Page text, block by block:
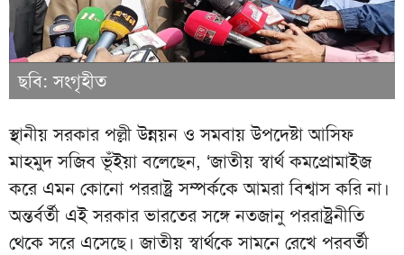
ছবি: সংগৃহীত
স্থানীয় সরকার পল্লী উন্নয়ন ও সমবায় উপদেষ্টা আসিফ
মাহমুদ সজিব ভূঁইয়া বলেছেন, ‘জাতীয় স্বার্থ কমপ্রোমাইজ
করে এমন কোনো পররাষ্ট্র সম্পর্ককে আমরা বিশ্বাস করি না।
অন্তর্বর্তী এই সরকার ভারতের সঙ্গে নতজানু পররাষ্ট্রনীতি
থেকে সরে এসেছে। জাতীয় স্বার্থকে সামনে রেখে পরবর্তী